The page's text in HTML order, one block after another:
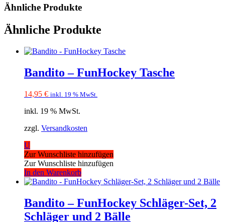
Ähnliche Produkte
Ähnliche Produkte
Bandito – FunHockey Tasche
14,95 € inkl. 19 % MwSt.
inkl. 19 % MwSt.
zzgl. Versandkosten
U
Zur Wunschliste hinzufügen
Zur Wunschliste hinzufügen
In den Warenkorb
Bandito – FunHockey Schläger-Set, 2
Schläger und 2 Bälle